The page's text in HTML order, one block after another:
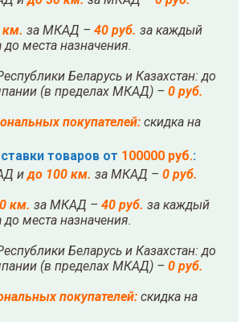
км. за МКАД – 40 руб. за каждый
места назначения.
Беларусь и Казахстан: до
(в пределах МКАД) – 0 руб.
покупателей: скидка на
товаров от 100000 руб.:
идо 100 км. за МКАД – 0 руб.
0 км. за МКАД – 40 руб. за каждый
места назначения.
Беларусь и Казахстан: до
(в пределах МКАД) – 0 руб.
покупателей: скидка на